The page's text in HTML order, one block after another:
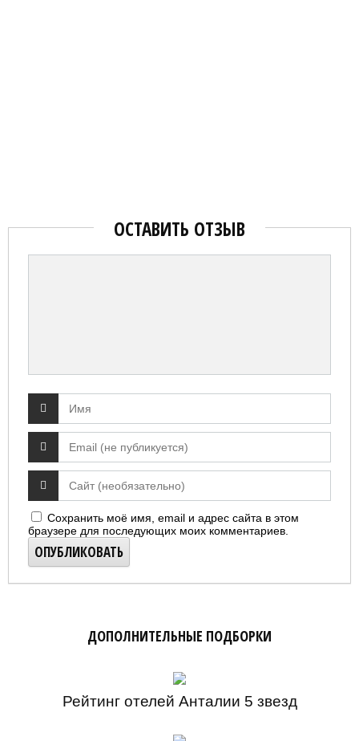
ОСТАВИТЬ ОТЗЫВ
Сохранить моё имя, email и адрес сайта в этом
браузере для последующих моих комментариев.
ДОПОЛНИТЕЛЬНЫЕ ПОДБОРКИ
Рейтинг отелей Анталии 5 звезд